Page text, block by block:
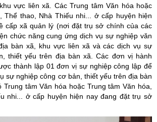
vực liên xã. Các Trung tâm Văn hóa hoặc
Thể thao, Nhà Thiếu nhi... ở cấp huyện hiện
cấp xã quản lý (nơi đặt trụ sở chính của các
chức năng cung ứng dịch vụ sự nghiệp văn
bàn xã, khu vực liên xã và các dịch vụ sự
thiết yếu trên địa bàn xã. Các đơn vị hành
thành lập 01 đơn vị sự nghiệp công lập để
sự nghiệp công cơ bản, thiết yếu trên địa bàn
tâm Văn hóa hoặc Trung tâm Văn hóa,
nhi... ở cấp huyện hiện nay đang đặt trụ sở